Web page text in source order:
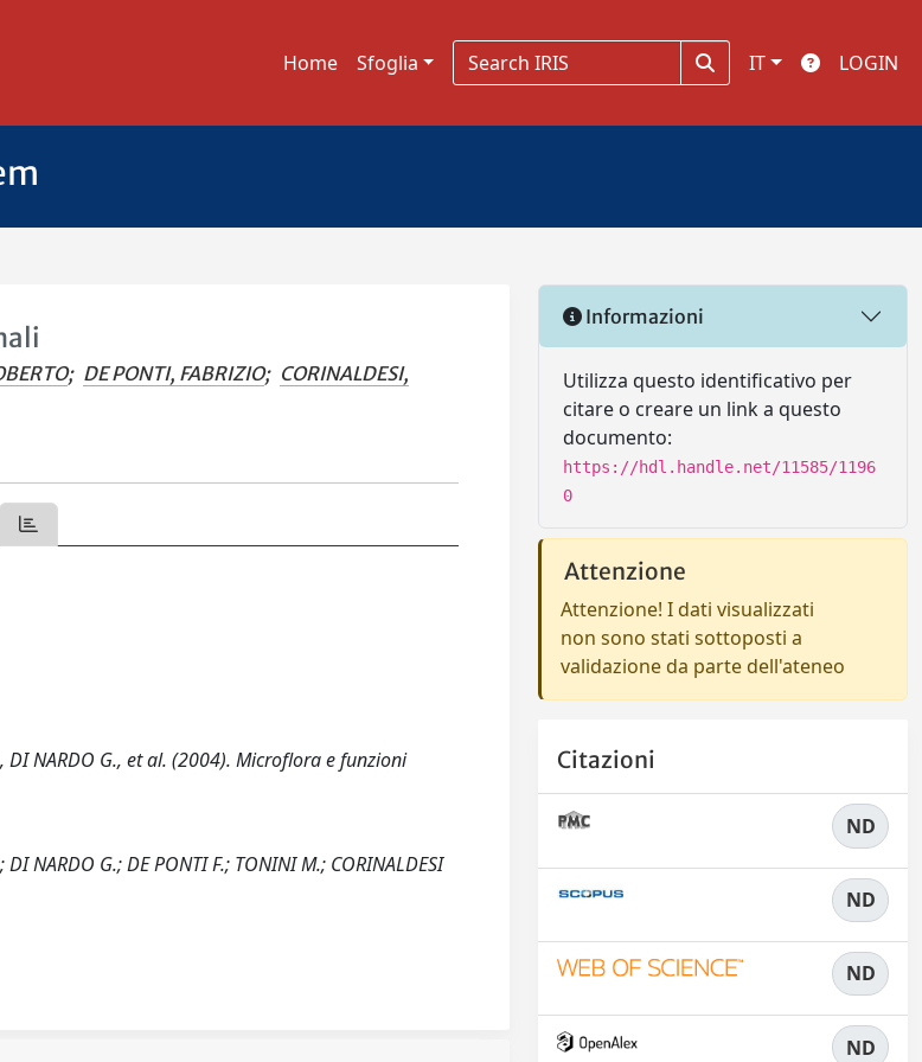
Home Sfoglia IT LOGIN
; DE PONTI, FABRIZIO; CORINALDESI,
DI NARDO G., et al. (2004). Microflora e funzioni
DI NARDO G.; DE PONTI F.; TONINI M.; CORINALDESI
Informazioni
Utilizza questo identificativo per
citare o creare un link a questo
documento:
https://hdl.handle.net/11585/1196
0
Attenzione
Attenzione! I dati visualizzati
non sono stati sottoposti a
validazione da parte dell'ateneo
Citazioni
ND
ND
ND
ND